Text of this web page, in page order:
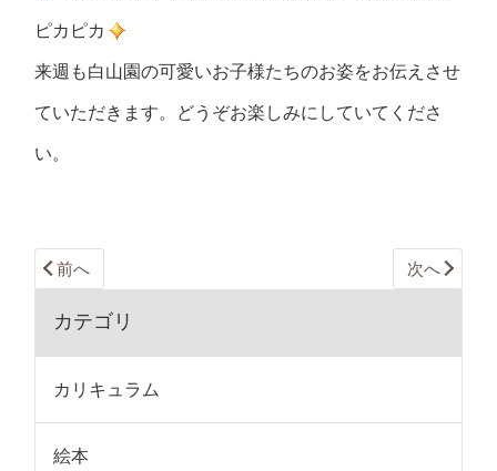
ピカピカ
来週も白山園の可愛いお子様たちのお姿をお伝えさせ
ていただきます。どうぞお楽しみにしていてくださ
い。
前へ 次へ
カテゴリ
カリキュラム
絵本